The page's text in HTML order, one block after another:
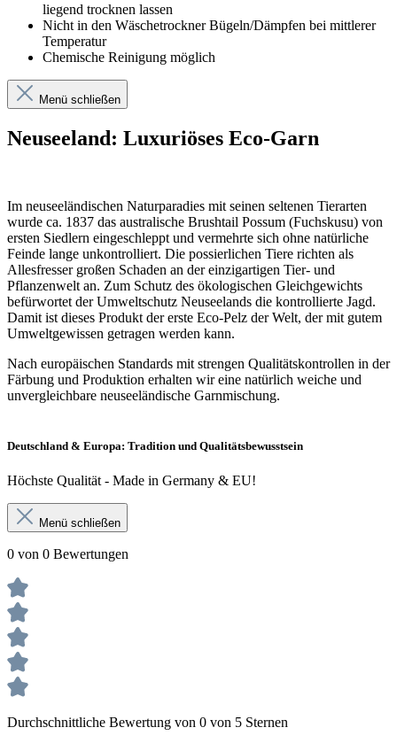
liegend trocknen lassen
Nicht in den Wäschetrockner Bügeln/Dämpfen bei mittlerer
Temperatur
Chemische Reinigung möglich
Menü schließen
Neuseeland: Luxuriöses Eco-Garn
Im neuseeländischen Naturparadies mit seinen seltenen Tierarten
wurde ca. 1837 das australische Brushtail Possum (Fuchskusu) von
ersten Siedlern eingeschleppt und vermehrte sich ohne natürliche
Feinde lange unkontrolliert. Die possierlichen Tiere richten als
Allesfresser großen Schaden an der einzigartigen Tier- und
Pflanzenwelt an. Zum Schutz des ökologischen Gleichgewichts
befürwortet der Umweltschutz Neuseelands die kontrollierte Jagd.
Damit ist dieses Produkt der erste Eco-Pelz der Welt, der mit gutem
Umweltgewissen getragen werden kann.
Nach europäischen Standards mit strengen Qualitätskontrollen in der
Färbung und Produktion erhalten wir eine natürlich weiche und
unvergleichbare neuseeländische Garnmischung.
Deutschland & Europa: Tradition und Qualitätsbewusstsein
Höchste Qualität - Made in Germany & EU!
Menü schließen
0 von 0 Bewertungen
Durchschnittliche Bewertung von 0 von 5 Sternen